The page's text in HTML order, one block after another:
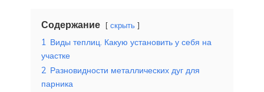
Содержание скрыть
1 Виды теплиц. Какую установить у себя на
участке
2 Разновидности металлических дуг для
парника